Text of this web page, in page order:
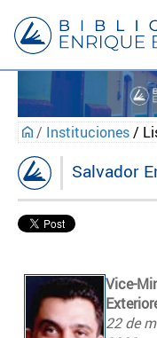
/ Instituciones/
Salvador
Vice-
22 de